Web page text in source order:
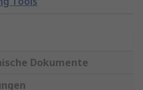
Dokumente